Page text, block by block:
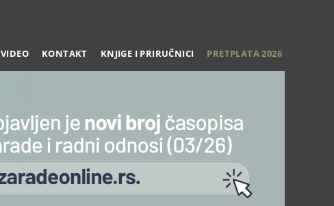
VIDEO KONTAKT KNJIGE I PRIRUČNICI PRETPLATA 2026